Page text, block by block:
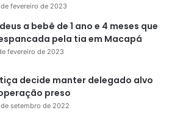
fevereiro de 2023
a bebê de 1 ano e 4 meses que
pela tia em Macapá
fevereiro de 2023
decide manter delegado alvo
preso
de setembro de 2022